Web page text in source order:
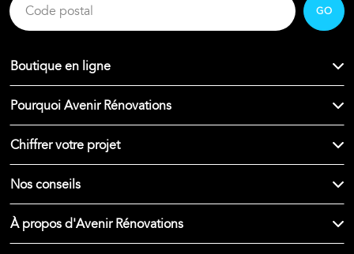
GO
Boutique en ligne
Pourquoi Avenir Rénovations
Chiffrer votre projet
Nos conseils
À propos d'Avenir Rénovations